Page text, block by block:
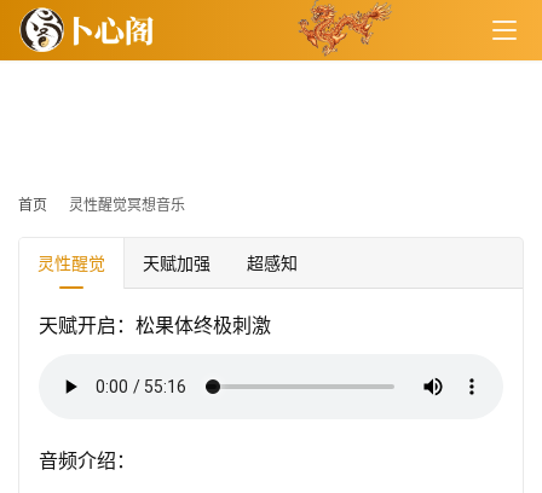
首页 灵性醒觉冥想音乐
灵性醒觉 天赋加强 超感知
天赋开启：松果体终极刺激
音频介绍：